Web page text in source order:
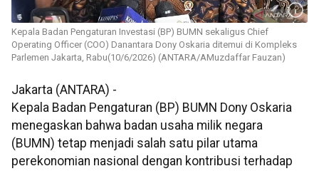
Kepala Badan Pengaturan Investasi (BP) BUMN sekaligus Chief
Operating Officer (COO) Danantara Dony Oskaria ditemui di Kompleks
Parlemen Jakarta, Rabu(10/6/2026) (ANTARA/AMuzdaffar Fauzan)
Jakarta (ANTARA) -
Kepala Badan Pengaturan (BP) BUMN Dony Oskaria
menegaskan bahwa badan usaha milik negara
(BUMN) tetap menjadi salah satu pilar utama
perekonomian nasional dengan kontribusi terhadap